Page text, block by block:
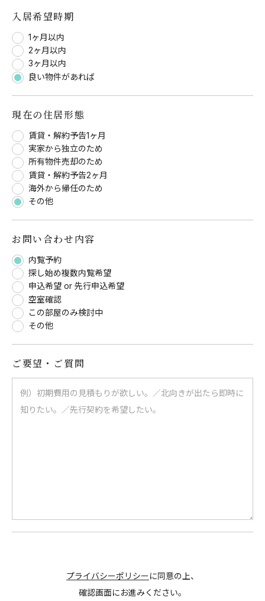
入居希望時期
1ヶ月以内
2ヶ月以内
3ヶ月以内
良い物件があれば
現在の住居形態
賃貸・解約予告1ヶ月
実家から独立のため
所有物件売却のため
賃貸・解約予告2ヶ月
海外から帰任のため
その他
お問い合わせ内容
内覧予約
探し始め複数内覧希望
申込希望 or 先行申込希望
空室確認
この部屋のみ検討中
その他
ご要望・ご質問
プライバシーポリシーに同意の上、
確認画面にお進みください。